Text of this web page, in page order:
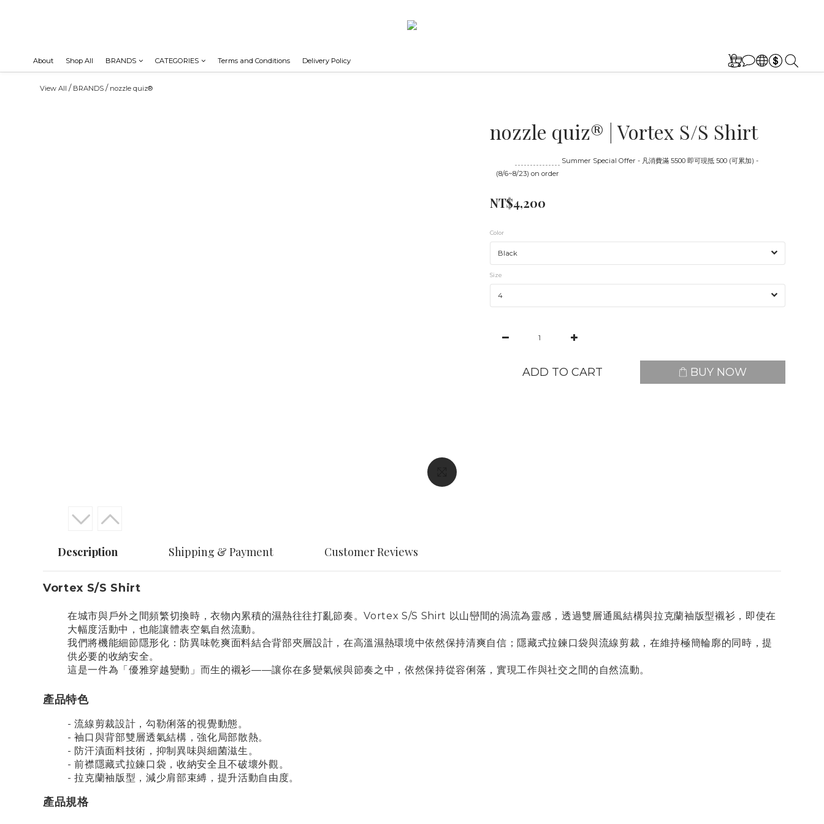
About Shop All BRANDS CATEGORIES Terms and Conditions Delivery Policy
View All / BRANDS / nozzle quiz®
nozzle quiz® | Vortex S/S Shirt
Summer Special Offer - 凡消費滿 5500 即可現抵 500 (可累加) -
(8/6~8/23) on order
NT$4,200
Color
Size
ADD TO CART BUY NOW
Description Shipping & Payment Customer Reviews
Vortex S/S Shirt
在城市與戶外之間頻繁切換時，衣物內累積的濕熱往往打亂節奏。Vortex S/S Shirt 以山巒間的渦流為靈感，透過雙層通風結構與拉克蘭袖版型襯衫，即使在
大幅度活動中，也能讓體表空氣自然流動。
我們將機能細節隱形化：防異味乾爽面料結合背部夾層設計，在高溫濕熱環境中依然保持清爽自信；隱藏式拉鍊口袋與流線剪裁，在維持極簡輪廓的同時，提
供必要的收納安全。
這是一件為「優雅穿越變動」而生的襯衫——讓你在多變氣候與節奏之中，依然保持從容俐落，實現工作與社交之間的自然流動。
產品特色
- 流線剪裁設計，勾勒俐落的視覺動態。
- 袖口與背部雙層透氣結構，強化局部散熱。
- 防汗漬面料技術，抑制異味與細菌滋生。
- 前襟隱藏式拉鍊口袋，收納安全且不破壞外觀。
- 拉克蘭袖版型，減少肩部束縛，提升活動自由度。
產品規格